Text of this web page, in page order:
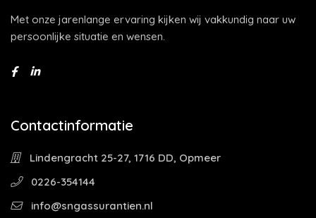
Met onze jarenlange ervaring kijken wij vakkundig naar uw
persoonlijke situatie en wensen.
Contactinformatie
Lindengracht 25-27, 1716 DD, Opmeer
0226-354144
info@sngassurantien.nl